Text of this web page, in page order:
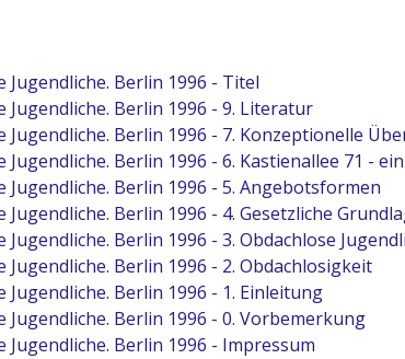
Berlin 1996 - Titel
Berlin 1996 - 9. Literatur
Jugendliche. Berlin 1996 - 7. Konzeptionelle
Berlin 1996 - 6. Kastienallee 71 -
Berlin 1996 - 5. Angebotsformen
Berlin 1996 - 4. Gesetzliche
Berlin 1996 - 3. Obdachlose
Berlin 1996 - 2. Obdachlosigkeit
Berlin 1996 - 1. Einleitung
Berlin 1996 - 0. Vorbemerkung
Berlin 1996 - Impressum